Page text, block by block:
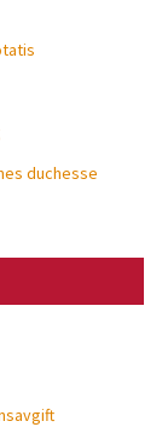
duchesse